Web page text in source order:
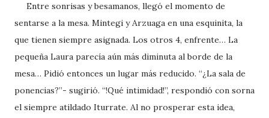
Entre sonrisas y besamanos, llegó el momento de
sentarse a la mesa. Mintegi y Arzuaga en una esquinita, la
que tienen siempre asignada. Los otros 4, enfrente… La
pequeña Laura parecía aún más diminuta al borde de la
mesa… Pidió entonces un lugar más reducido. “¿La sala de
ponencias?”- sugirió. “!Qué intimidad!”, respondió con sorna
el siempre atildado Iturrate. Al no prosperar esta idea,